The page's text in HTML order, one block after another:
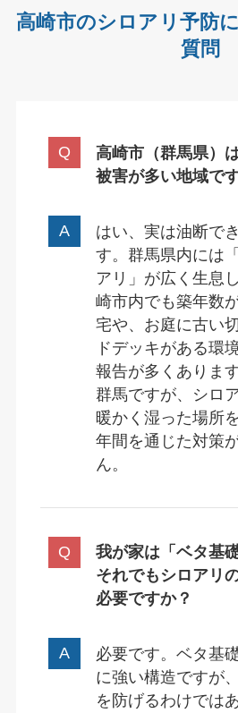
高崎市のシロアリ予防
質問
高崎市（群馬県）
被害が多い地域で
はい、実は油断で
す。群馬県内には
アリ」が広く生息
崎市内でも築年数
宅や、お庭に古い
ドデッキがある環
報告が多くありま
群馬ですが、シロ
暖かく湿った場所
年間を通じた対策
ん。
我が家は「ベタ基
それでもシロアリ
必要ですか？
必要です。ベタ基
に強い構造ですが
を防げるわけでは